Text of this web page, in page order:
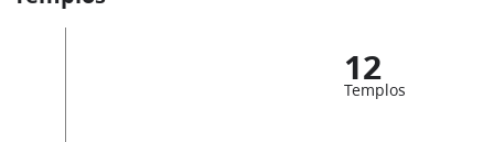
12
Templos